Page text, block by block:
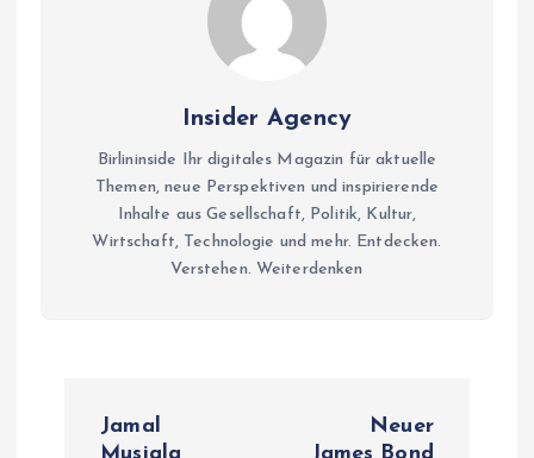
Insider Agency
Birlininside Ihr digitales Magazin für aktuelle
Themen, neue Perspektiven und inspirierende
Inhalte aus Gesellschaft, Politik, Kultur,
Wirtschaft, Technologie und mehr. Entdecken.
Verstehen. Weiterdenken
Jamal
Musiala
Neuer
James Bond